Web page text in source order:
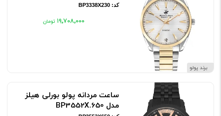
برند پولو
کد: BP3338X230
۱۹٬۷۰۸٬۰۰۰
ساعت مردانه پولو بورلی هیلز
مدل BP3552X.650